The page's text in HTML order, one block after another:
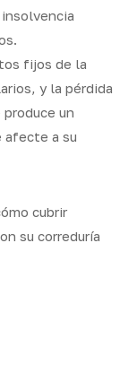
fijos de la
y la pérdida
un
afecte a su
cubrir
su correduría